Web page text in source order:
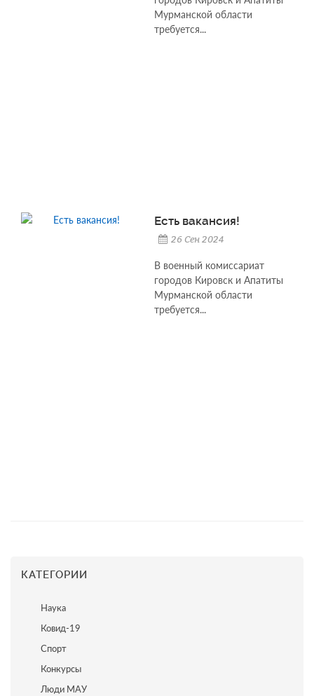
Мурманской области
требуется...
Есть вакансия!
26 Сен 2024
В военный комиссариат
городов Кировск и Апатиты
Мурманской области
требуется...
КАТЕГОРИИ
Наука
Ковид-19
Спорт
Конкурсы
Люди МАУ